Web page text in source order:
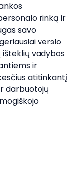
rinką ir
savo
verslo
išteklių vadybos
ir
atitinkantį
darbuotojų